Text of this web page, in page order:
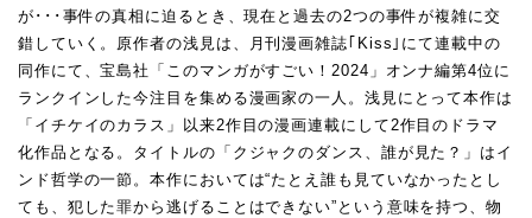
が･･･事件の真相に迫るとき、現在と過去の2つの事件が複雑に交
錯していく。原作者の浅見は、月刊漫画雑誌｢Kiss｣にて連載中の
同作にて、宝島社「このマンガがすごい！2024」オンナ編第4位に
ランクインした今注目を集める漫画家の一人。浅見にとって本作は
「イチケイのカラス」以来2作目の漫画連載にして2作目のドラマ
化作品となる。タイトルの「クジャクのダンス、誰が見た？」はイ
ンド哲学の一節。本作においては“たとえ誰も見ていなかったとし
ても、犯した罪から逃げることはできない”という意味を持つ、物